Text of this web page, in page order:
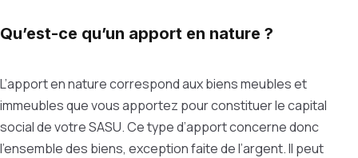
Qu’est-ce qu’un apport en nature ?
L’apport en nature correspond aux biens meubles et
immeubles que vous apportez pour constituer le capital
social de votre SASU. Ce type d’apport concerne donc
l’ensemble des biens, exception faite de l’argent. Il peut